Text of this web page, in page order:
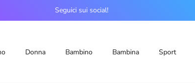
Seguici sui social!
Donna Bambino Bambina Sport